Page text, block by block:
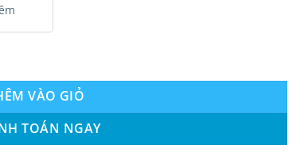
Kết Nối 3 Dàn Lạnh – Combo 3 số lượng
VÀO GIỎ
TOÁN NGAY